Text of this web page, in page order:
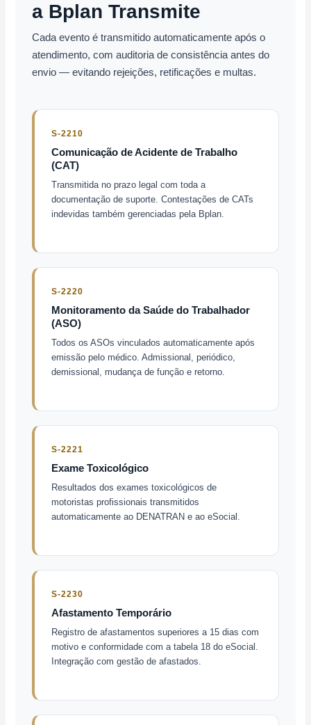
a Bplan Transmite
Cada evento é transmitido automaticamente após o
atendimento, com auditoria de consistência antes do
envio — evitando rejeições, retificações e multas.
S-2210
Comunicação de Acidente de Trabalho
(CAT)
Transmitida no prazo legal com toda a
documentação de suporte. Contestações de CATs
indevidas também gerenciadas pela Bplan.
S-2220
Monitoramento da Saúde do Trabalhador
(ASO)
Todos os ASOs vinculados automaticamente após
emissão pelo médico. Admissional, periódico,
demissional, mudança de função e retorno.
S-2221
Exame Toxicológico
Resultados dos exames toxicológicos de
motoristas profissionais transmitidos
automaticamente ao DENATRAN e ao eSocial.
S-2230
Afastamento Temporário
Registro de afastamentos superiores a 15 dias com
motivo e conformidade com a tabela 18 do eSocial.
Integração com gestão de afastados.